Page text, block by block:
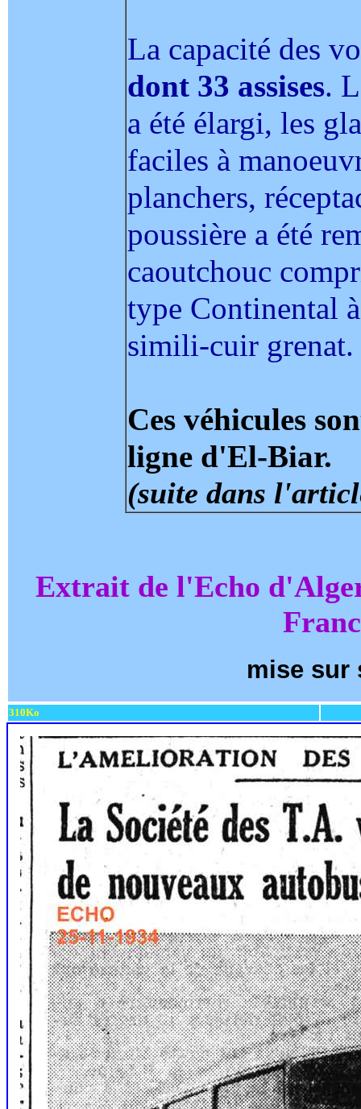
La capacité des
dont 33 assises.
a été élargi, les
faciles à
planchers,
poussière a été
caoutchouc
type Continental
simili-cuir grenat.
Ces véhicules
ligne d'El-Biar.
(suite dans
Extrait de l'Echo
mise sur
310Ko